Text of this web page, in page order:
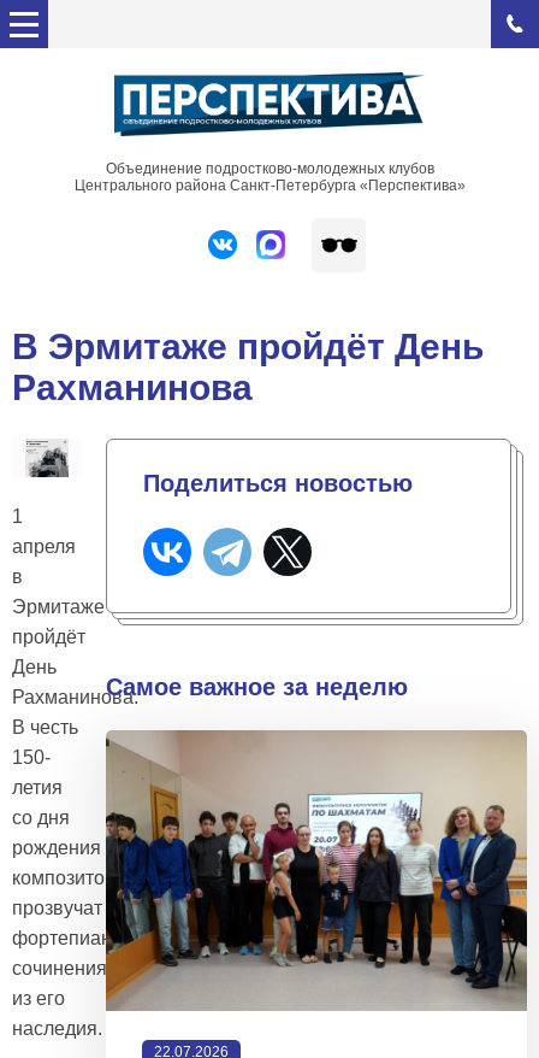
Объединение подростково-молодежных клубов
Центрального района Санкт-Петербурга «Перспектива»
В Эрмитаже пройдёт День
Рахманинова
1
апреля
в
Эрмитаже
пройдёт
День
Рахманинова.
В честь
150-
летия
со дня
рождения
композитора
прозвучат
фортепианные
сочинения
из его
наследия.
Поделиться новостью
Самое важное за неделю
22.07.2026